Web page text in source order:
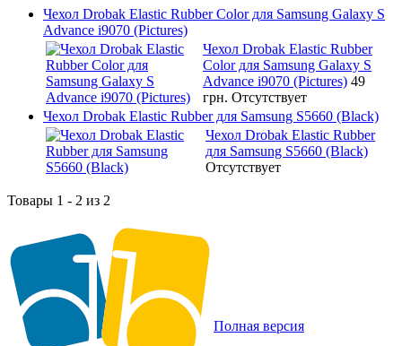
Чехол Drobak Elastic Rubber Color для Samsung Galaxy S
Advance i9070 (Pictures)
Чехол Drobak Elastic Rubber
Color для Samsung Galaxy S
Advance i9070 (Pictures) 49
грн. Отсутствует
Чехол Drobak Elastic Rubber для Samsung S5660 (Black)
Чехол Drobak Elastic Rubber
для Samsung S5660 (Black)
Отсутствует
Товары 1 - 2 из 2
Полная версия